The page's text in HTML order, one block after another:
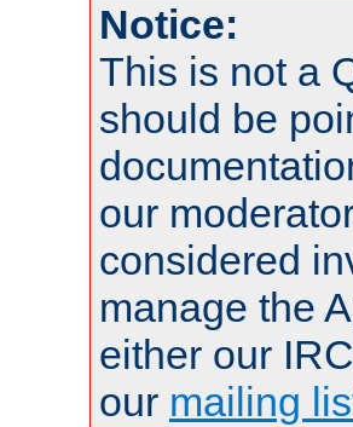
Notice:
This is not a
should be
our
considered
manage the
either our
our mailing